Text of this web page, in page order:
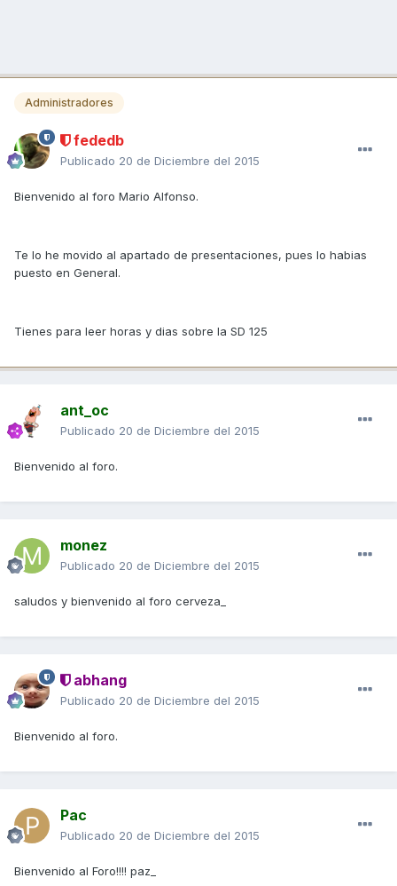
Administradores
fededb
Publicado 20 de Diciembre del 2015
Bienvenido al foro Mario Alfonso.
Te lo he movido al apartado de presentaciones, pues lo habias
puesto en General.
Tienes para leer horas y dias sobre la SD 125
ant_oc
Publicado 20 de Diciembre del 2015
Bienvenido al foro.
monez
Publicado 20 de Diciembre del 2015
saludos y bienvenido al foro cerveza_
abhang
Publicado 20 de Diciembre del 2015
Bienvenido al foro.
Pac
Publicado 20 de Diciembre del 2015
Bienvenido al Foro!!!! paz_